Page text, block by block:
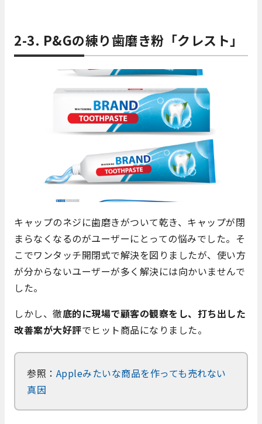
2-3. P&Gの練り歯磨き粉 「クレスト」
キャップのネジに歯磨きがついて乾き、キャップが閉
まらなくなるのがユーザーにとっての悩みでした。そ
こでワンタッチ開閉式で解決を図りましたが、使い方
が分からないユーザーが多く解決には向かいませんで
した。
しかし、徹底的に現場で顧客の観察をし、打ち出した
改善案が大好評でヒット商品になりました。
参照： Appleみたいな商品を作っても売れない
真因